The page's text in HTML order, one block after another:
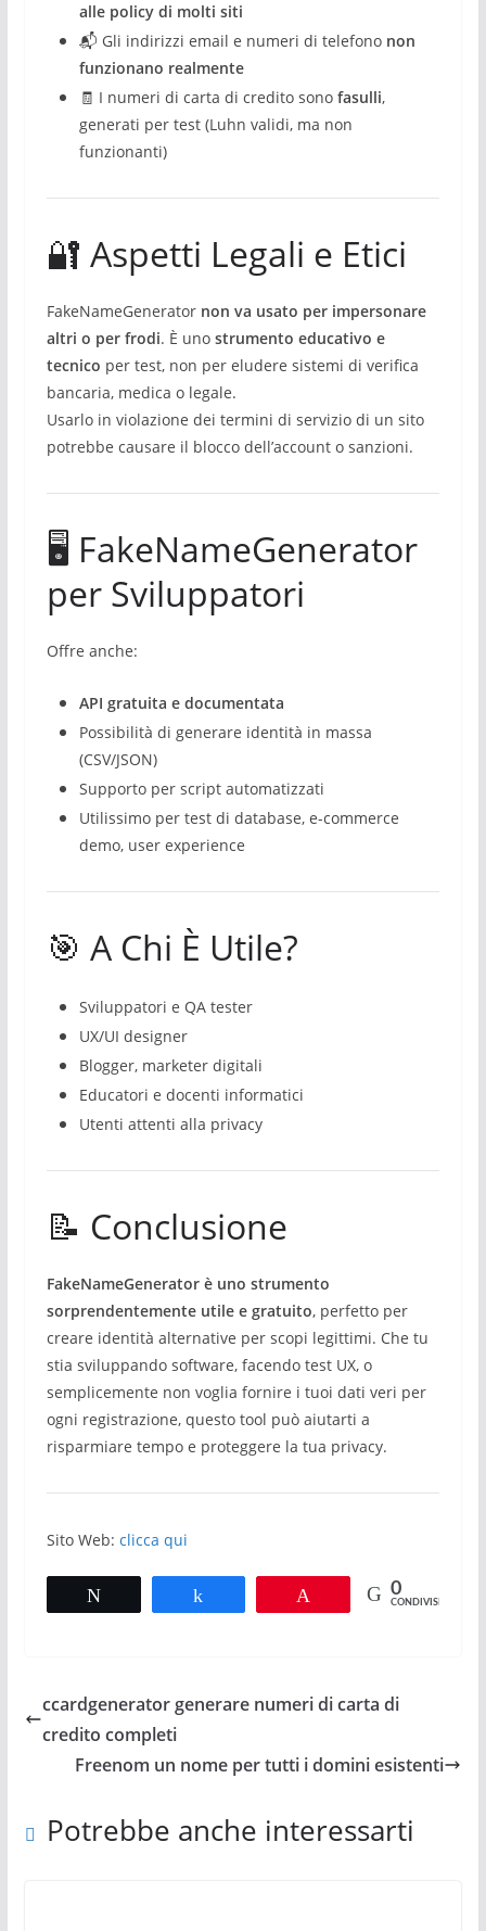
alle policy di molti siti
📬 Gli indirizzi email e numeri di telefono non
funzionano realmente
🧾 I numeri di carta di credito sono fasulli,
generati per test (Luhn validi, ma non
funzionanti)
🔐 Aspetti Legali e Etici
FakeNameGenerator non va usato per impersonare
altri o per frodi. È uno strumento educativo e
tecnico per test, non per eludere sistemi di verifica
bancaria, medica o legale.
Usarlo in violazione dei termini di servizio di un sito
potrebbe causare il blocco dell’account o sanzioni.
🖥️ FakeNameGenerator
per Sviluppatori
Offre anche:
API gratuita e documentata
Possibilità di generare identità in massa
(CSV/JSON)
Supporto per script automatizzati
Utilissimo per test di database, e-commerce
demo, user experience
🎯 A Chi È Utile?
Sviluppatori e QA tester
UX/UI designer
Blogger, marketer digitali
Educatori e docenti informatici
Utenti attenti alla privacy
📝 Conclusione
FakeNameGenerator è uno strumento
sorprendentemente utile e gratuito, perfetto per
creare identità alternative per scopi legittimi. Che tu
stia sviluppando software, facendo test UX, o
semplicemente non voglia fornire i tuoi dati veri per
ogni registrazione, questo tool può aiutarti a
risparmiare tempo e proteggere la tua privacy.
Sito Web: clicca qui
0
CONDIVISIONI
ccardgenerator generare numeri di carta di
credito completi
Freenom un nome per tutti i domini esistenti
Potrebbe anche interessarti